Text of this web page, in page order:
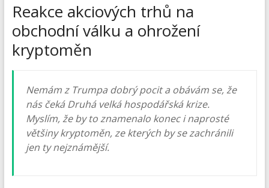
Reakce akciových trhů na
obchodní válku a ohrožení
kryptoměn
Nemám z Trumpa dobrý pocit a obávám se, že
nás čeká Druhá velká hospodářská krize.
Myslím, že by to znamenalo konec i naprosté
většiny kryptoměn, ze kterých by se zachránili
jen ty nejznámější.